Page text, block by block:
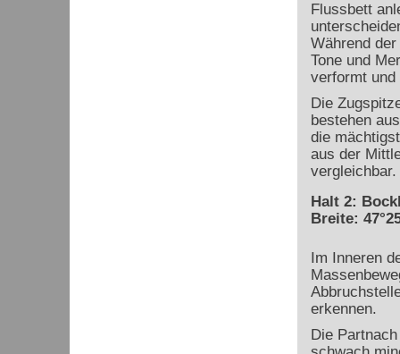
Flussbett
Während
Tone und
verformt
Die
bestehen
die
aus der
vergleichbar.
Halt 2:
Breite:
Im Inneren
erkennen.
Die